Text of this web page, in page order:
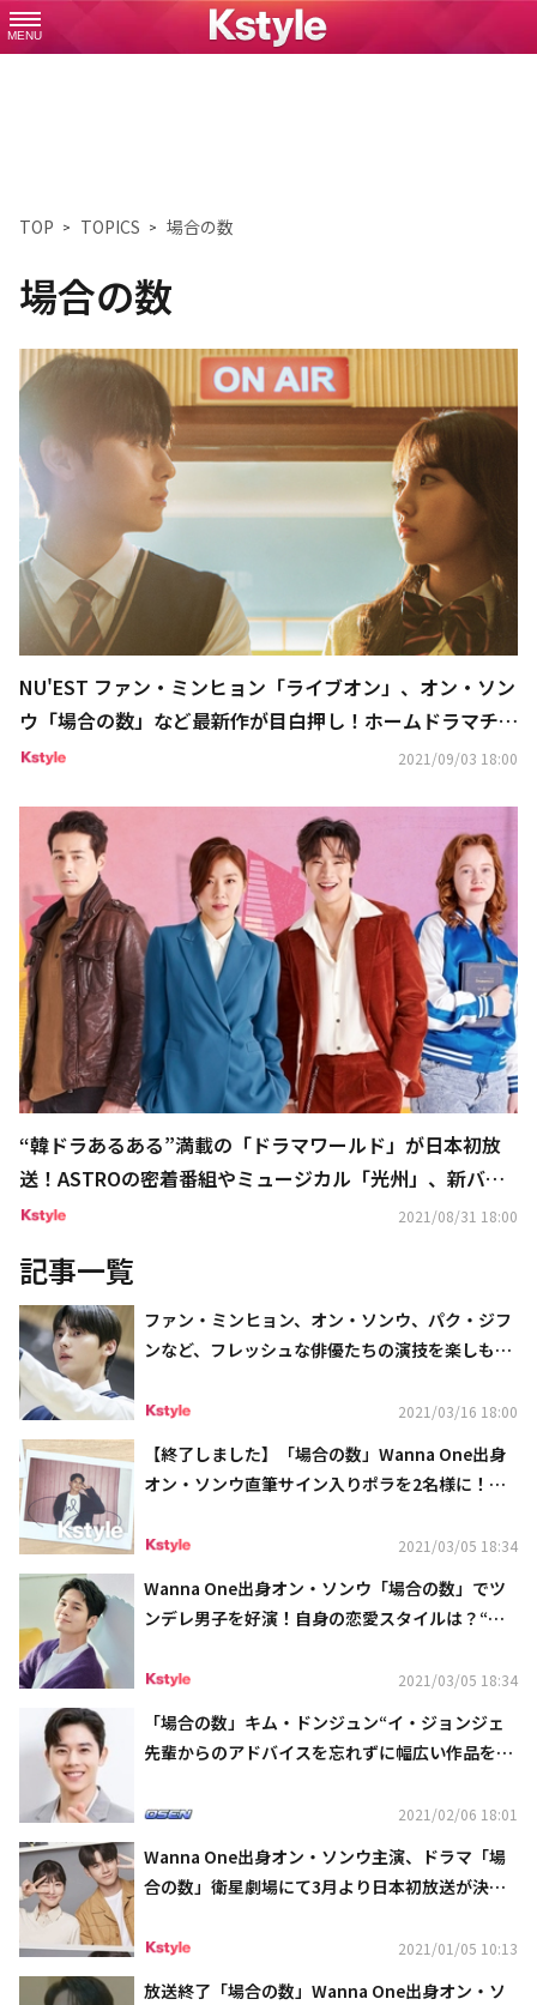
MENU
TOP TOPICS 場合の数
場合の数
NU'EST ファン・ミンヒョン「ライブオン」、オン・ソン
ウ「場合の数」など最新作が目白押し！ホームドラマチャ
ンネル9月・10月の韓国ドラマに注目
2021/09/03 18:00
“韓ドラあるある”満載の「ドラマワールド」が日本初放
送！ASTROの密着番組やミュージカル「光州」、新バラ
エティ番組など9月の衛星劇場も必見
2021/08/31 18:00
記事一覧
ファン・ミンヒョン、オン・ソンウ、パク・ジフ
ンなど、フレッシュな俳優たちの演技を楽しも
白押し
2021/03/16 18:00
【終了しました】「場合の数」Wanna One出身
オン・ソンウ直筆サイン入りポラを2名様に！応
2021/03/05 18:34
Wanna One出身オン・ソンウ「場合の数」でツ
ンデレ男子を好演！自身の恋愛スタイルは？“尽
2021/03/05 18:34
「場合の数」キム・ドンジュン“イ・ジョンジェ
先輩からのアドバイスを忘れずに幅広い作品を検
2021/02/06 18:01
Wanna One出身オン・ソンウ主演、ドラマ「場
合の数」衛星劇場にて3月より日本初放送が決
2021/01/05 10:13
放送終了「場合の数」Wanna One出身オン・ソ